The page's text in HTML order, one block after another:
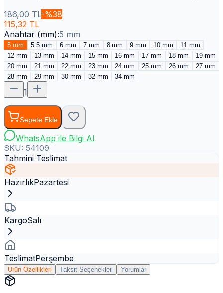
186,00 TL-%38
115,32 TL
Anahtar (mm):5 mm
5 mm 5.5 mm 6 mm 7 mm 8 mm 9 mm 10 mm
11 mm
12 mm
13 mm 14 mm 15 mm 16 mm 17 mm 18 mm
19 mm
20 mm
21 mm 22 mm 23 mm 24 mm 25 mm 26 mm
27 mm
28 mm
29 mm 30 mm 32 mm 34 mm
1
Sepete Ekle
WhatsApp ile Bilgi Al
SKU: 54109
Tahmini Teslimat
HazırlıkPazartesi
KargoSalı
TeslimatPerşembe
Ürün Özellikleri Taksit Seçenekleri Yorumlar